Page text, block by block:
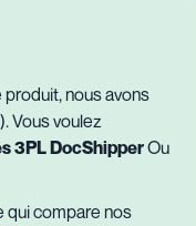
produit, nous avons
Vous voulez
3PL DocShipperOu
qui compare nos